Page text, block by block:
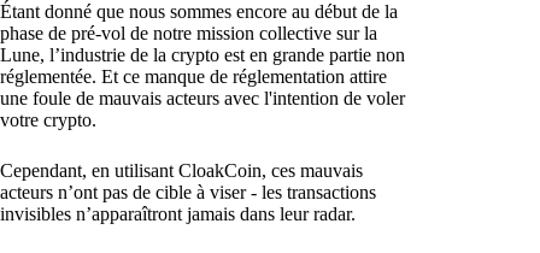
Étant donné que nous sommes encore au début de la
phase de pré-vol de notre mission collective sur la
Lune, l’industrie de la crypto est en grande partie non
réglementée. Et ce manque de réglementation attire
une foule de mauvais acteurs avec l'intention de voler
votre crypto.
Cependant, en utilisant CloakCoin, ces mauvais
acteurs n’ont pas de cible à viser - les transactions
invisibles n’apparaîtront jamais dans leur radar.